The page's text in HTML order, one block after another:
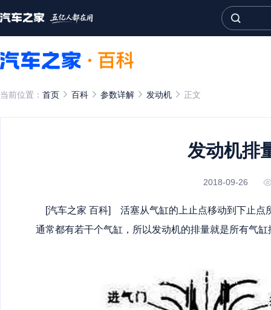
当前位置： 首页 百科 参数详解 发动机 正文
发动机排
2018-09-26
[汽车之家 百科] 活塞从气缸的上止点移动到下止点
通常都有若干个气缸，所以发动机的排量就是所有气缸